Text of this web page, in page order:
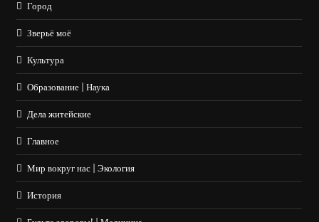
Город
Зверьё моё
Культура
Образование | Наука
Дела житейские
Главное
Мир вокруг нас | Экология
История